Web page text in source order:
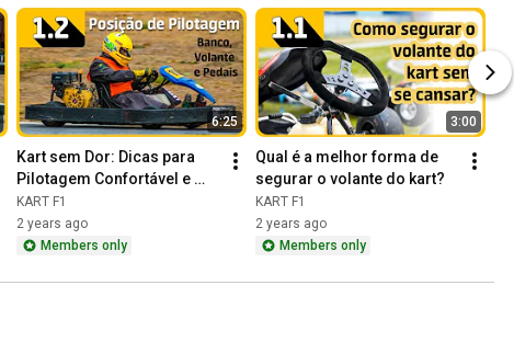
6:25
Kart sem Dor: Dicas para
Pilotagem Confortável e
Veloz!
KART F1
2 years ago
Members only
3:00
Qual é a melhor forma de
segurar o volante do kart?
KART F1
2 years ago
Members only